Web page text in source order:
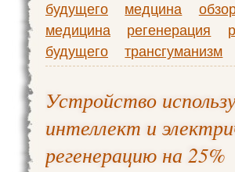
будущего
медцина
медицина
регенерация
будущего
трансгуманизм
Устройство
интеллект и
регенерацию на 25%